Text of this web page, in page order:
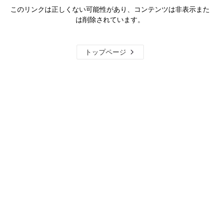
このリンクは正しくない可能性があり、コンテンツは非表示また
は削除されています。
トップページ